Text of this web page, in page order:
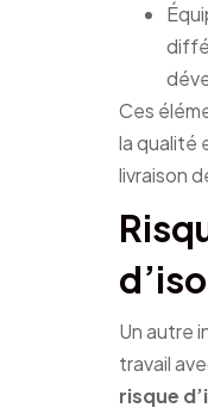
Ces
la qualité
livraison
Un autre
travail
risque